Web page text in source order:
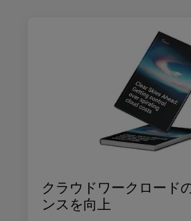
クラウドワークロード
ンスを向上